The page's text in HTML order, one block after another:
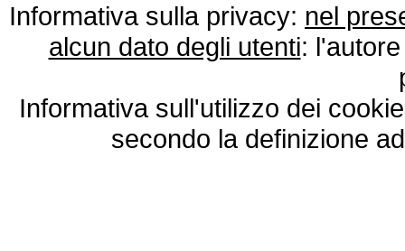
Informativa sulla privacy: nel
alcun dato degli utenti:
Informativa sull'utilizzo dei
secondo la definizione